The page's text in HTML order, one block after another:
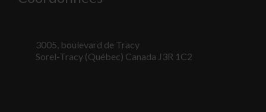
3005, boulevard de Tracy
Sorel-Tracy (Québec) Canada J3R 1C2